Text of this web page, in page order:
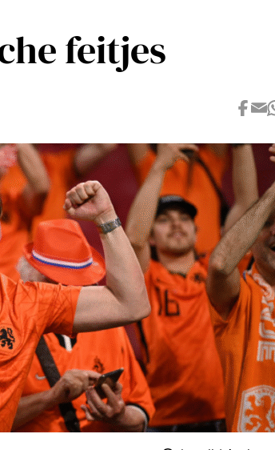
feitjes